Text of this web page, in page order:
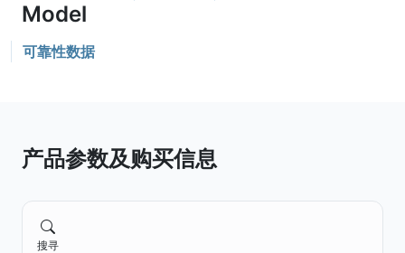
可靠性数据
产品参数及购买信息
搜寻